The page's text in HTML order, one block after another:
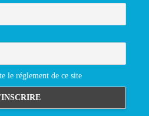
le réglement de ce site